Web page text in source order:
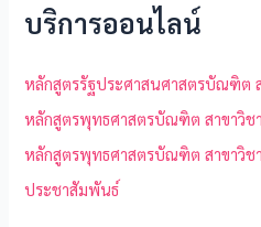
บริการออนไลน์
หลักสูตรรัฐประศาสนศาสตรบัณฑิต
หลักสูตรพุทธศาสตรบัณฑิต สาขาวิช
หลักสูตรพุทธศาสตรบัณฑิต สาขาวิช
ประชาสัมพันธ์